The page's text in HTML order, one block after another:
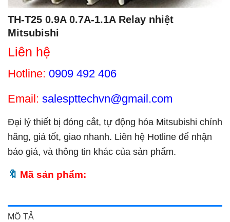
TH-T25 0.9A 0.7A-1.1A Relay nhiệt
Mitsubishi
Liên hệ
Hotline: 0909 492 406
Email: salespttechvn@gmail.com
Đại lý thiết bị đóng cắt, tự động hóa Mitsubishi chính
hãng, giá tốt, giao nhanh. Liên hệ Hotline để nhận
báo giá, và thông tin khác của sản phẩm.
Mã sản phẩm:
MÔ TẢ